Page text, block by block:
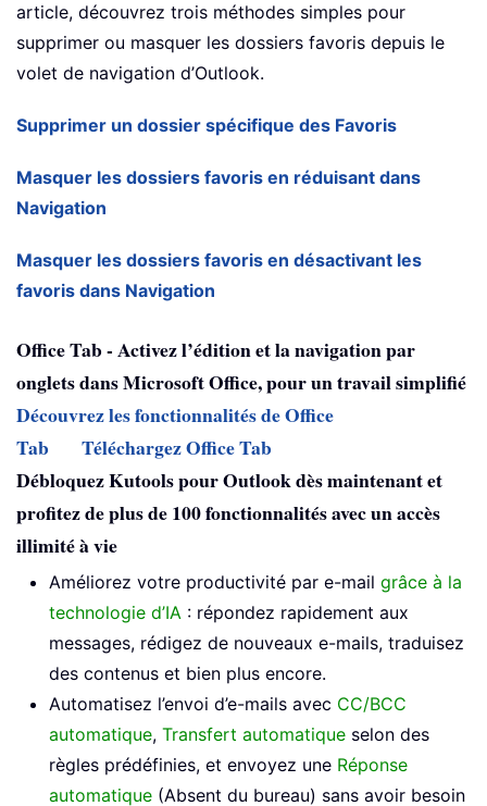
article, découvrez trois méthodes simples pour
supprimer ou masquer les dossiers favoris depuis le
volet de navigation d’Outlook.
Supprimer un dossier spécifique des Favoris
Masquer les dossiers favoris en réduisant dans
Navigation
Masquer les dossiers favoris en désactivant les
favoris dans Navigation
Office Tab - Activez l’édition et la navigation par
onglets dans Microsoft Office, pour un travail simplifié
Découvrez les fonctionnalités de Office
Tab
Téléchargez Office Tab
Débloquez Kutools pour Outlook dès maintenant et
profitez de plus de 100 fonctionnalités avec un accès
illimité à vie
Améliorez votre productivité par e-mail grâce à la
technologie d’IA : répondez rapidement aux
messages, rédigez de nouveaux e-mails, traduisez
des contenus et bien plus encore.
Automatisez l’envoi d’e-mails avec CC/BCC
automatique, Transfert automatique selon des
règles prédéfinies, et envoyez une Réponse
automatique (Absent du bureau) sans avoir besoin